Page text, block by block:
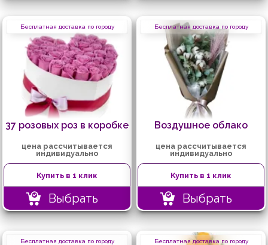
Бесплатная доставка по городу
37 розовых роз в коробке
цена рассчитывается
индивидуально
Купить в 1 клик
Выбрать
Бесплатная доставка по городу
Воздушное облако
цена рассчитывается
индивидуально
Купить в 1 клик
Выбрать
Бесплатная доставка по городу Бесплатная доставка по городу